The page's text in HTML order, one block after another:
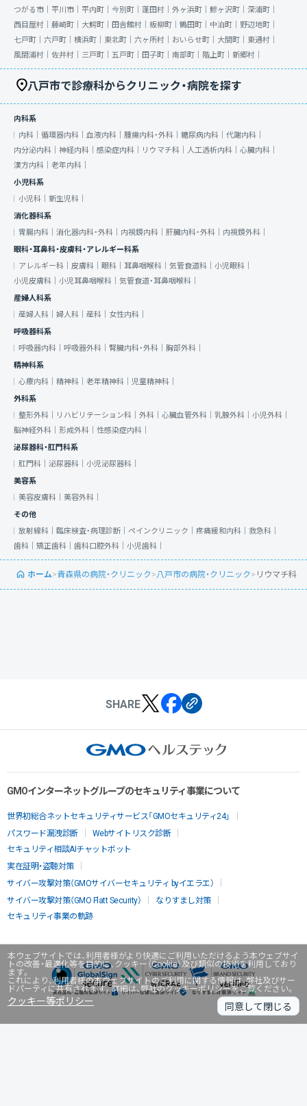
本ウェブサイトでは、利用者様がより快適にご利用いただけるよう本ウェブサイ
トの改善・最適化等を目的に、クッキー（Cookie）及び類似の技術を利用しており
ます。
これにより、利用者様の本ウェブサイトのご利用に関する情報は、弊社及びサー
ドパーティに共有されます。詳細は、弊社のクッキーポリシーをご覧ください。
クッキー等ポリシー 同意して閉じる
つがる市｜ 平川市｜ 平内町｜ 今別町｜ 蓬田村｜ 外ヶ浜町｜ 鰺ヶ沢町｜ 深浦町｜
西目屋村｜ 藤崎町｜ 大鰐町｜ 田舎館村｜ 板柳町｜ 鶴田町｜ 中泊町｜ 野辺地町｜
七戸町｜ 六戸町｜ 横浜町｜ 東北町｜ 六ヶ所村｜ おいらせ町｜ 大間町｜ 東通村｜
風間浦村｜ 佐井村｜ 三戸町｜ 五戸町｜ 田子町｜ 南部町｜ 階上町｜ 新郷村｜
八戸市で診療科からクリニック・病院を探す
内科系
内科｜ 循環器内科｜ 血液内科｜ 腫瘍内科・外科｜ 糖尿病内科｜ 代謝内科｜
内分泌内科｜ 神経内科｜ 感染症内科｜ リウマチ科｜ 人工透析内科｜ 心臓内科｜
漢方内科｜ 老年内科｜
小児科系
小児科｜ 新生児科｜
消化器科系
胃腸内科｜ 消化器内科・外科｜ 内視鏡内科｜ 肝臓内科・外科｜ 内視鏡外科｜
眼科・耳鼻科・皮膚科・アレルギー科系
アレルギー科｜ 皮膚科｜ 眼科｜ 耳鼻咽喉科｜ 気管食道科｜ 小児眼科｜
小児皮膚科｜ 小児耳鼻咽喉科｜ 気管食道・耳鼻咽喉科｜
産婦人科系
産婦人科｜ 婦人科｜ 産科｜ 女性内科｜
呼吸器科系
呼吸器内科｜ 呼吸器外科｜ 腎臓内科・外科｜ 胸部外科｜
精神科系
心療内科｜ 精神科｜ 老年精神科｜ 児童精神科｜
外科系
整形外科｜
リハビリテーション科｜ 外科｜ 心臓血管外科｜ 乳腺外科｜ 小児外科｜
脳神経外科｜ 形成外科｜ 性感染症内科｜
泌尿器科・肛門科系
肛門科｜ 泌尿器科｜ 小児泌尿器科｜
美容系
美容皮膚科｜ 美容外科｜
その他
放射線科｜ 臨床検査・病理診断｜ ペインクリニック｜ 疼痛緩和内科｜ 救急科｜
歯科｜ 矯正歯科｜ 歯科口腔外科｜ 小児歯科｜
ホーム>青森県の病院・クリニック>八戸市の病院・クリニック> リウマチ科
SHARE
GMOインターネットグループのセキュリティ事業について
世界初総合ネットセキュリティサービス「GMOセキュリティ24」
パスワード漏洩診断
Webサイトリスク診断
セキュリティ相談AIチャットボット
実在証明・盗聴対策
サイバー攻撃対策（GMOサイバーセキュリティ byイエラエ）
サイバー攻撃対策（GMO Flatt Security）
なりすまし対策
セキュリティ事業の軌跡